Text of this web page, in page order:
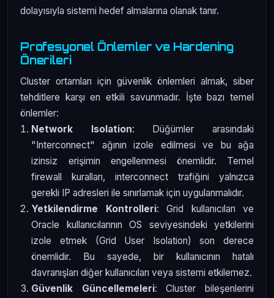
dolayısıyla sistemi hedef almalarına olanak tanır.
Profesyonel Önlemler ve Hardening
Önerileri
Cluster ortamları için güvenlik önlemleri almak, siber
tehditlere karşı en etkili savunmadır. İşte bazı temel
önlemler:
Network Isolation: Düğümler arasındaki
"Interconnect" ağının izole edilmesi ve bu ağa
izinsiz erişimin engellenmesi önemlidir. Temel
firewall kuralları, interconnect trafiğini yalnızca
gerekli IP adresleri ile sınırlamak için uygulanmalıdır.
Yetkilendirme Kontrolleri: Grid kullanıcıları ve
Oracle kullanıcılarının OS seviyesindeki yetkilerini
izole etmek (Grid User Isolation) son derece
önemlidir. Bu sayede, bir kullanıcının hatalı
davranışları diğer kullanıcıları veya sistemi etkilemez.
Güvenlik Güncellemeleri: Cluster bileşenlerini